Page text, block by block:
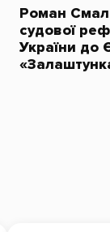
Роман
судової
України до